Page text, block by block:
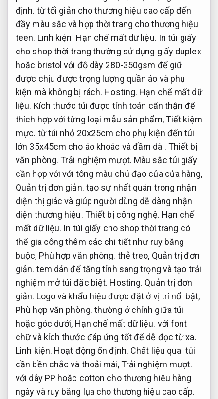
định. từ tối giản cho thương hiệu cao cấp đến
đầy màu sắc và hợp thời trang cho thương hiệu
teen. Linh kiện. Hạn chế mất dữ liệu. In túi giấy
cho shop thời trang thường sử dụng giấy duplex
hoặc bristol với độ dày 280-350gsm để giữ
được chịu được trọng lượng quần áo và phụ
kiện mà không bị rách. Hosting. Hạn chế mất dữ
liệu. Kích thước túi được tính toán cẩn thận để
thích hợp với từng loại mẫu sản phẩm,Tiết kiệm
mực. từ túi nhỏ 20x25cm cho phụ kiện đến túi
lớn 35x45cm cho áo khoác và đầm dài. Thiết bị
văn phòng. Trải nghiệm mượt. Màu sắc túi giấy
cần hợp với với tông màu chủ đạo của cửa hàng,
Quản trị đơn giản. tạo sự nhất quán trong nhận
diện thị giác và giúp người dùng dễ dàng nhận
diện thương hiệu. Thiết bị công nghệ. Hạn chế
mất dữ liệu. In túi giấy cho shop thời trang có
thể gia công thêm các chi tiết như ruy băng
buộc, Phù hợp văn phòng. thẻ treo, Quản trị đơn
giản. tem dán để tăng tính sang trọng và tạo trải
nghiệm mở túi đặc biệt. Hosting. Quản trị đơn
giản. Logo và khẩu hiệu được đặt ở vị trí nổi bật,
Phù hợp văn phòng. thường ở chính giữa túi
hoặc góc dưới, Hạn chế mất dữ liệu. với font
chữ và kích thước đáp ứng tốt để dễ đọc từ xa.
Linh kiện. Hoạt động ổn định. Chất liệu quai túi
cần bền chắc và thoải mái,Trải nghiệm mượt.
với dây PP hoặc cotton cho thương hiệu hàng
ngày và ruy băng lụa cho thương hiệu cao cấp.